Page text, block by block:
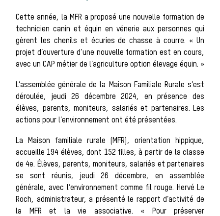
sauvages
Les chiens de
meute
Les chevaux
de chasse
Cette année, la MFR a proposé une nouvelle formation de
technicien canin et équin en vénerie aux personnes qui
gèrent les chenils et écuries de chasse à courre. « Un
projet d’ouverture d’une nouvelle formation est en cours,
avec un CAP métier de l’agriculture option élevage équin. »
L’assemblée générale de la Maison Familiale Rurale s’est
déroulée, jeudi 26 décembre 2024, en présence des
élèves, parents, moniteurs, salariés et partenaires. Les
actions pour l’environnement ont été présentées.
La Maison familiale rurale (MFR), orientation hippique,
accueille 194 élèves, dont 152 filles, à partir de la classe
de 4e. Élèves, parents, moniteurs, salariés et partenaires
se sont réunis, jeudi 26 décembre, en assemblée
générale, avec l’environnement comme fil rouge. Hervé Le
Roch, administrateur, a présenté le rapport d’activité de
la MFR et la vie associative. « Pour préserver